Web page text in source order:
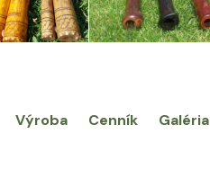
Výroba Cenník
Galéria